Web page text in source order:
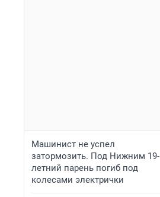
Машинист не успел
затормозить. Под Нижним 19-
летний парень погиб под
колесами электрички